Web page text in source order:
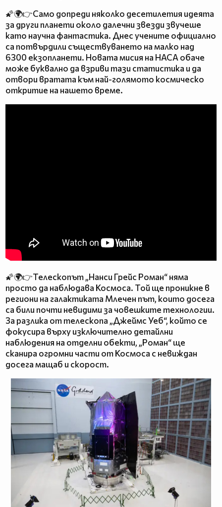
🌠🌍👉Само допреди няколко десетилетия идеята
за други планети около далечни звезди звучеше
като научна фантастика. Днес учените официално
са потвърдили съществуването на малко над
6300 екзопланети. Новата мисия на НАСА обаче
може буквално да взриви тази статистика и да
отвори вратата към най-голямото космическо
откритие на нашето време.
🌠🌍👉Телескопът „Нанси Грейс Роман“ няма
просто да наблюдава Космоса. Той ще проникне в
региони на галактиката Млечен път, които досега
са били почти невидими за човешките технологии.
За разлика от телескопа „Джеймс Уеб“, който се
фокусира върху изключително детайлни
наблюдения на отделни обекти, „Роман“ ще
сканира огромни части от Космоса с невиждан
досега мащаб и скорост.